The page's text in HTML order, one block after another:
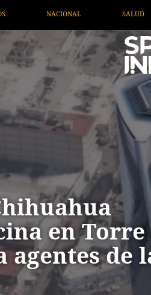
INTERNACIONAL TV MIGRANTE
en Torre
agentes de